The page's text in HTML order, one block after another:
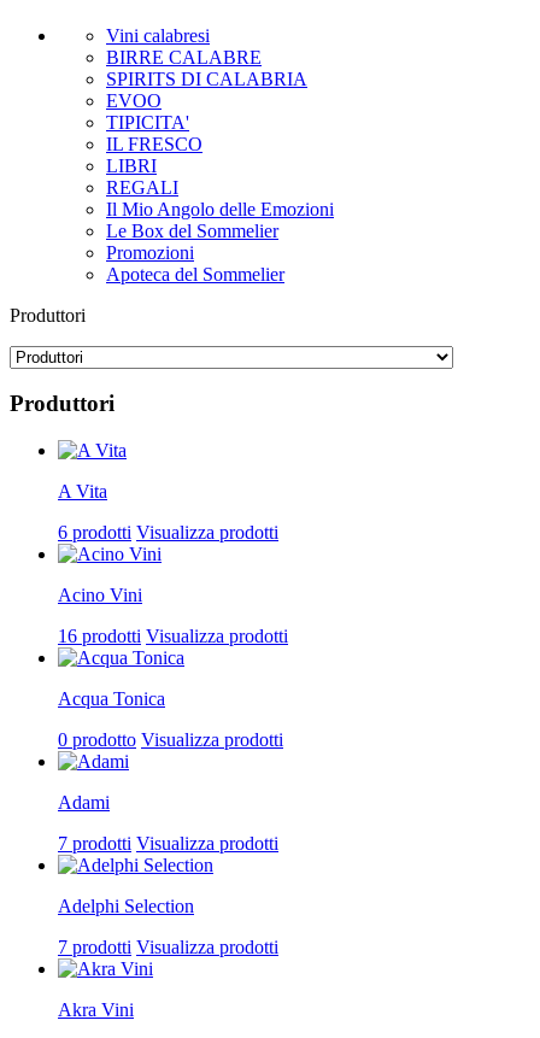
Vini calabresi
BIRRE CALABRE
SPIRITS DI CALABRIA
EVOO
TIPICITA'
IL FRESCO
LIBRI
REGALI
Il Mio Angolo delle Emozioni
Le Box del Sommelier
Promozioni
Apoteca del Sommelier
Produttori
Produttori
A Vita
6 prodotti Visualizza prodotti
Acino Vini
16 prodotti Visualizza prodotti
Acqua Tonica
0 prodotto Visualizza prodotti
Adami
7 prodotti Visualizza prodotti
Adelphi Selection
7 prodotti Visualizza prodotti
Akra Vini